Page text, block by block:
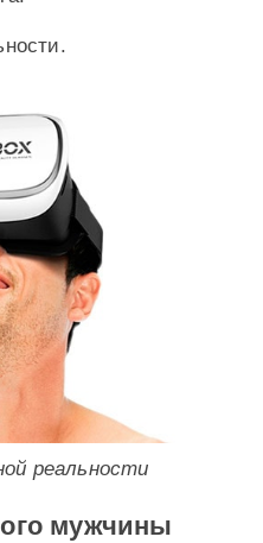
реальности
мужчины